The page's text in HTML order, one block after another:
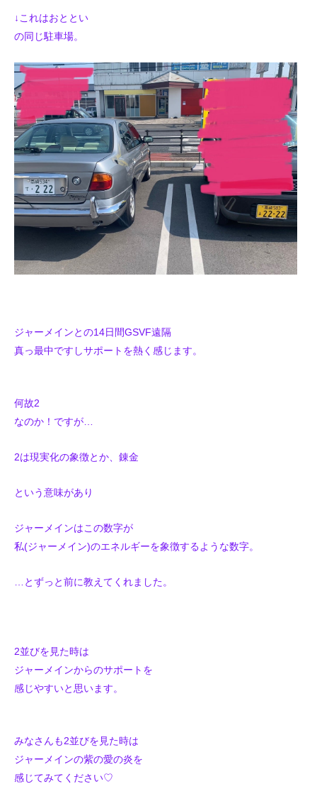
↓これはおととい
の同じ駐車場。
ジャーメインとの14日間GSVF遠隔
真っ最中ですしサポートを熱く感じます。
何故2
なのか！ですが…
2は現実化の象徴とか、錬金
という意味があり
ジャーメインはこの数字が
私(ジャーメイン)のエネルギーを象徴するような数字。
…とずっと前に教えてくれました。
2並びを見た時は
ジャーメインからのサポートを
感じやすいと思います。
みなさんも2並びを見た時は
ジャーメインの紫の愛の炎を
感じてみてください♡